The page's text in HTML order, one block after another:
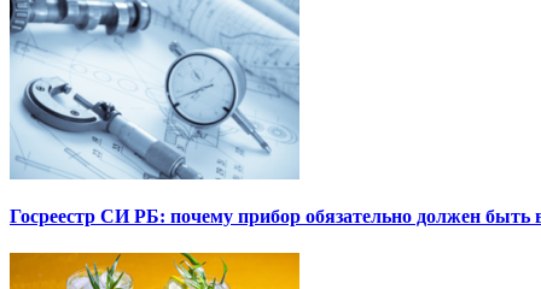
Госреестр СИ РБ: почему прибор обязательно должен быть